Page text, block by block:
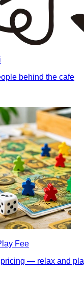
behind the cafe
Fee
— relax and